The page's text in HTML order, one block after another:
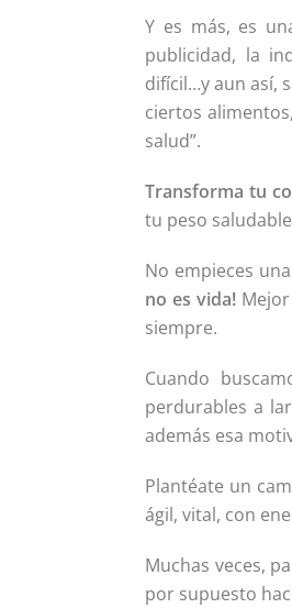
Y es más, es
publicidad, la
difícil…y aun así,
ciertos
salud”.
Transforma tu
tu peso
No empieces
no es vida!
siempre.
Cuando
perdurables a
además esa
Plantéate un
ágil, vital, con
Muchas veces,
por supuesto